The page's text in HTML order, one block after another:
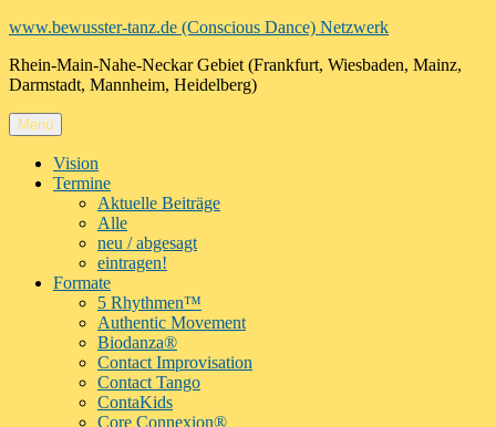
Zum
springen
www.bewusster-tanz.de (Conscious Dance) Netzwerk
Rhein-Main-Nahe-Neckar Gebiet (Frankfurt, Wiesbaden, Mainz,
Darmstadt, Mannheim, Heidelberg)
Menü
Vision
Termine
Aktuelle Beiträge
Alle
neu / abgesagt
eintragen!
Formate
5 Rhythmen™
Authentic Movement
Biodanza®
Contact Improvisation
Contact Tango
ContaKids
Core Connexion®